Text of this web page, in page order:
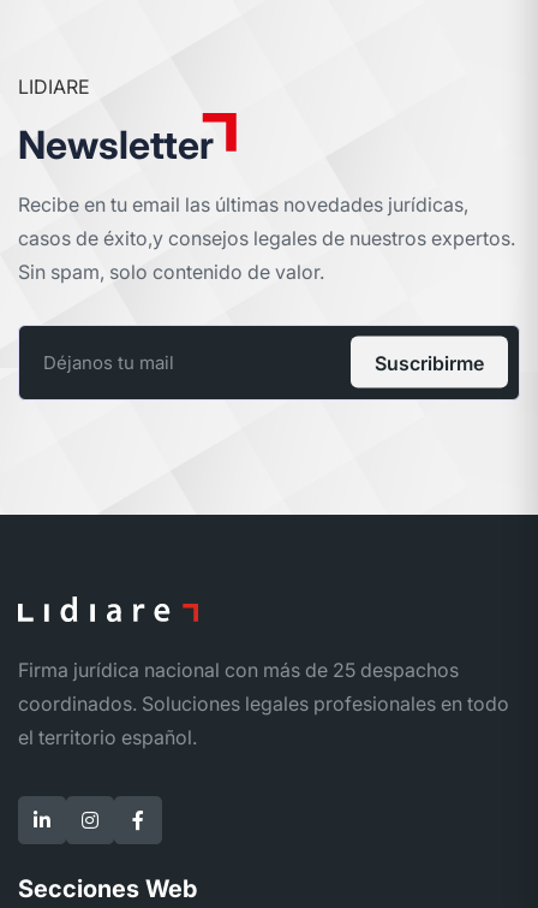
LIDIARE
Newsletter
Recibe en tu email las últimas novedades jurídicas,
casos de éxito,y consejos legales de nuestros expertos.
Sin spam, solo contenido de valor.
Suscribirme
Firma jurídica nacional con más de 25 despachos
coordinados. Soluciones legales profesionales en todo
el territorio español.
Secciones Web